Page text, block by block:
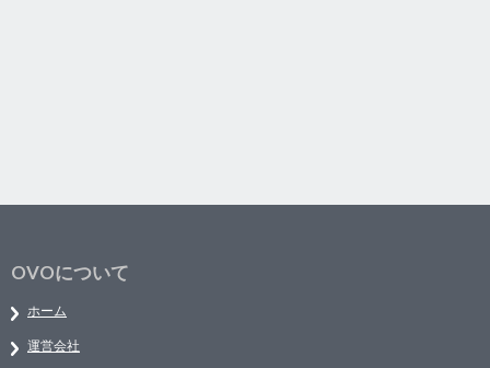
OVOについて
ホーム
運営会社